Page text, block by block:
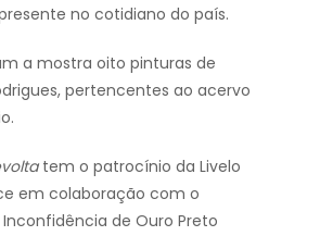
no cotidiano do país.
a mostra oito pinturas de
pertencentes ao acervo
tem o patrocínio da Livelo
em colaboração com o
de Ouro Preto